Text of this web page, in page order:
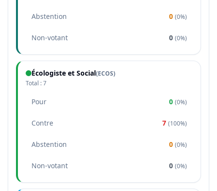
Abstention 0 (0%)
Non-votant 0 (0%)
Écologiste et Social(ECOS)
Total :7
Pour 0 (0%)
Contre 7 (100%)
Abstention 0 (0%)
Non-votant 0 (0%)